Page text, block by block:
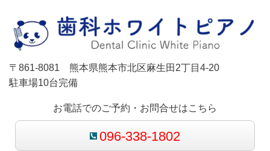
〒861-8081 熊本県熊本市北区麻生田2丁目4-20
駐車場10台完備
お電話でのご予約・お問合せはこちら
096-338-1802